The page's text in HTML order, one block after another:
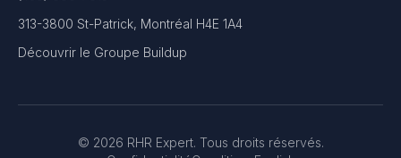
313-3800 St-Patrick, Montréal H4E 1A4
Découvrir le Groupe Buildup
© 2026 RHR Expert. Tous droits réservés.